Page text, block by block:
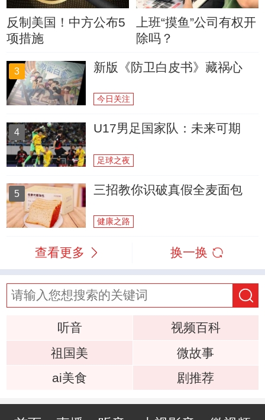
反制美国！中方公布5
项措施
上班“摸鱼”公司有权开
除吗？
3 新版《防卫白皮书》藏祸心
今日关注
4 U17男足国家队：未来可期
足球之夜
5 三招教你识破真假全麦面包
健康之路
查看更多 换一换
听音
视频百科
祖国美
微故事
ai美食
剧推荐